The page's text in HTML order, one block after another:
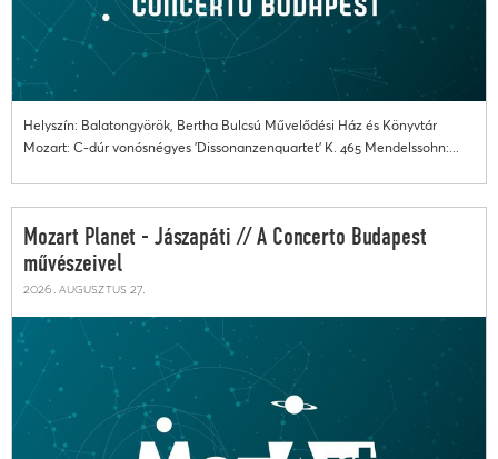
Helyszín: Balatongyörök, Bertha Bulcsú Művelődési Ház és Könyvtár
Mozart: C-dúr vonósnégyes 'Dissonanzenquartet' K. 465 Mendelssohn:...
Mozart Planet - Jászapáti // A Concerto Budapest
művészeivel
2026. augusztus 27.